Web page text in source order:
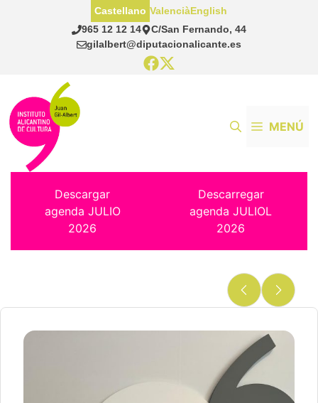
965 12 12 14
C/San Fernando, 44
gilalbert@diputacionalicante.es
Castellano ValenciàEnglish
MENÚ
Descargar
agenda JULIO
2026
Descarregar
agenda JULIOL
2026